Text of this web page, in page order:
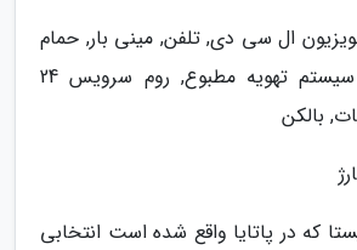
ال سی دی, تلفن, مینی بار, حمام
, سشوار, یخچال, سیستم تهویه مطبوع, روم سرویس 24
بالکن
که در پاتایا واقع شده است انتخابی